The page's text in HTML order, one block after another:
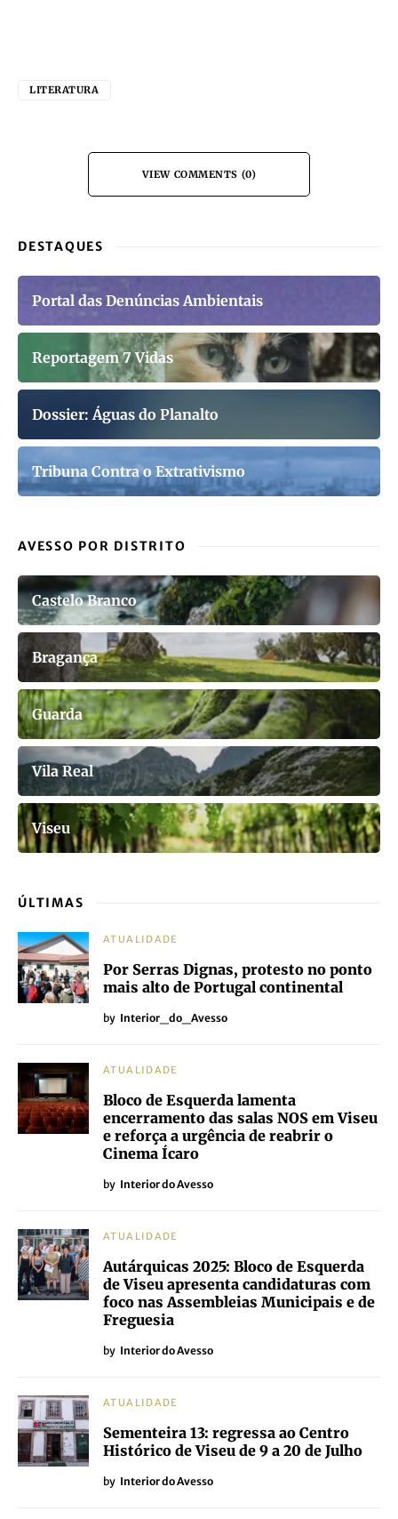
LITERATURA
VIEW COMMENTS (0)
DESTAQUES
Portal das Denúncias Ambientais
Reportagem 7 Vidas
Dossier: Águas do Planalto
Tribuna Contra o Extrativismo
AVESSO POR DISTRITO
Castelo Branco
Bragança
Guarda
Vila Real
Viseu
ÚLTIMAS
ATUALIDADE
Por Serras Dignas, protesto no ponto
mais alto de Portugal continental
by Interior_do_Avesso
ATUALIDADE
Bloco de Esquerda lamenta
encerramento das salas NOS em Viseu
e reforça a urgência de reabrir o
Cinema Ícaro
by Interior do Avesso
ATUALIDADE
Autárquicas 2025: Bloco de Esquerda
de Viseu apresenta candidaturas com
foco nas Assembleias Municipais e de
Freguesia
by Interior do Avesso
ATUALIDADE
Sementeira 13: regressa ao Centro
Histórico de Viseu de 9 a 20 de Julho
by Interior do Avesso